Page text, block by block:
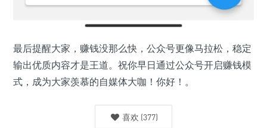
最后提醒大家，赚钱没那么快，公众号更像马拉松，稳定
输出优质内容才是王道。祝你早日通过公众号开启赚钱模
式，成为大家羡慕的自媒体大咖！你好！。
喜欢 (377)